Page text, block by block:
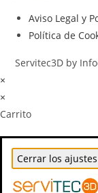
Aviso Legal y
Política de
Servitec3D by
×
×
Carrito
Cerrar los